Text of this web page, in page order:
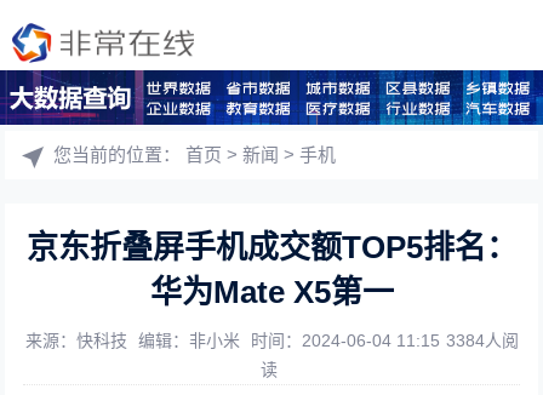
您当前的位置：首页 >新闻 >手机
京东折叠屏手机成交额TOP5排名：
华为Mate X5第一
来源：快科技 编辑：非小米 时间：2024-06-04 11:15 3384人阅
读